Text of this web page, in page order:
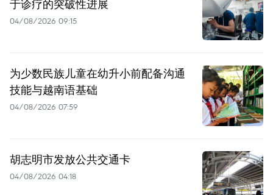
于诊疗的突破性进展
04/08/2026 09:15
为少数民族儿童在幼升小前配备沟通
技能与越南语基础
04/08/2026 07:59
胡志明市发放公共交通卡
04/08/2026 04:18